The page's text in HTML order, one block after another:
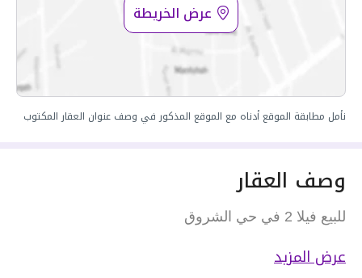
عرض الخريطة
نأمل مطابقة الموقع أدناه مع الموقع المذكور في وصف عنوان العقار المكتوب
وصف العقار
للبيع فيلا 2 في حي الشروق
رقم الفيلا 2 / 1 / 38
عرض المزيد